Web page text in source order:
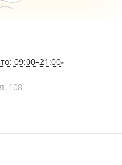
09:00–21:00
108